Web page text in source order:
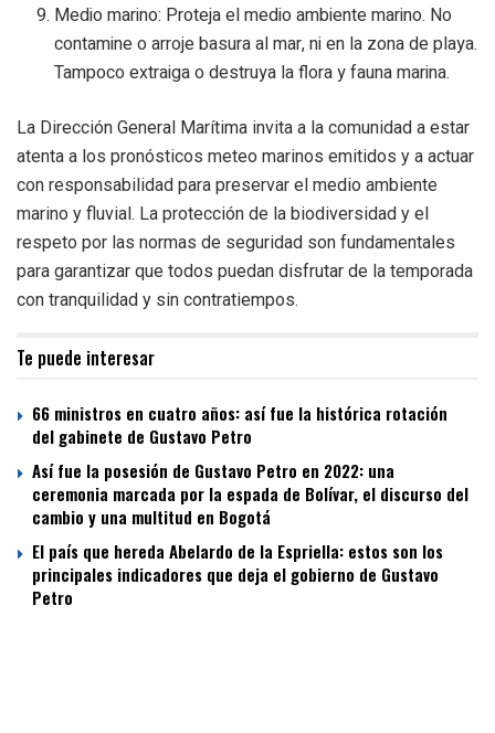
Medio marino: Proteja el medio ambiente marino. No
contamine o arroje basura al mar, ni en la zona de playa.
Tampoco extraiga o destruya la flora y fauna marina.
La Dirección General Marítima invita a la comunidad a estar
atenta a los pronósticos meteo marinos emitidos y a actuar
con responsabilidad para preservar el medio ambiente
marino y fluvial. La protección de la biodiversidad y el
respeto por las normas de seguridad son fundamentales
para garantizar que todos puedan disfrutar de la temporada
con tranquilidad y sin contratiempos.
Te puede interesar
66 ministros en cuatro años: así fue la histórica rotación
del gabinete de Gustavo Petro
Así fue la posesión de Gustavo Petro en 2022: una
ceremonia marcada por la espada de Bolívar, el discurso del
cambio y una multitud en Bogotá
El país que hereda Abelardo de la Espriella: estos son los
principales indicadores que deja el gobierno de Gustavo
Petro